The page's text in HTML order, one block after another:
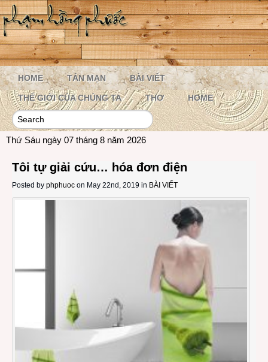
HOME TẢN MẠN BÀI VIẾT
THẾ GIỚI CỦA CHÚNG TA THƠ HOME
Thứ Sáu ngày 07 tháng 8 năm 2026
Tôi tự giải cứu… hóa đơn điện
Posted by phphuoc on May 22nd, 2019 in BÀI VIẾT